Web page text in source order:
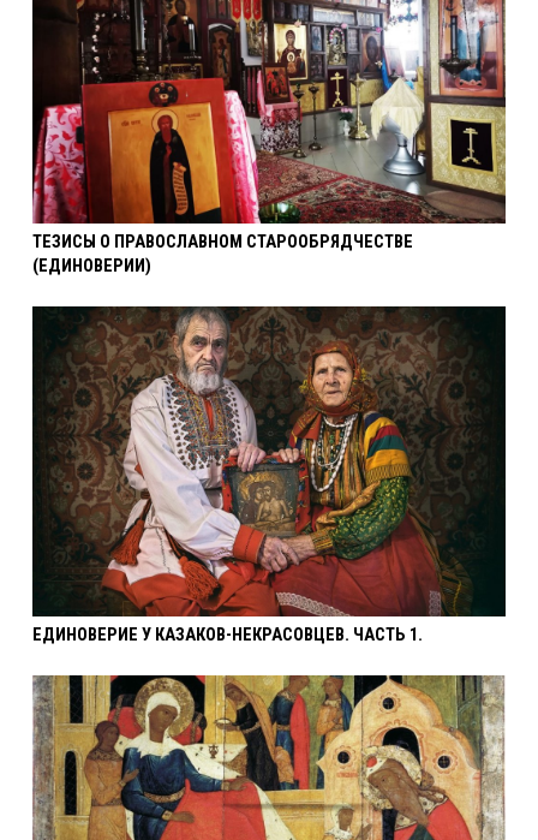
ТЕЗИСЫ О ПРАВОСЛАВНОМ СТАРООБРЯДЧЕСТВЕ
(ЕДИНОВЕРИИ)
ЕДИНОВЕРИЕ У КАЗАКОВ-НЕКРАСОВЦЕВ. ЧАСТЬ 1.